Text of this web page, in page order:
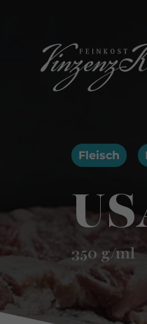
Fleisch
350 g/ml